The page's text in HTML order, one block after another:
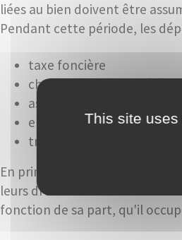
liées au bien doivent être
Pendant cette période, les
taxe foncière
charges de copropriété
assurance habitation
entretien courant
travaux urgents si
En principe, ces frais sont
leurs droits dans la
fonction de sa part, qu'il
This site